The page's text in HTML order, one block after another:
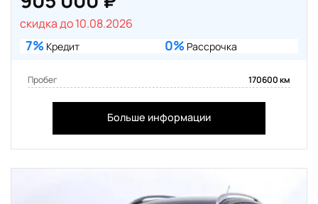
скидка до 10.08.2026
7% Кредит 0% Рассрочка
Пробег 170600 км
Больше информации